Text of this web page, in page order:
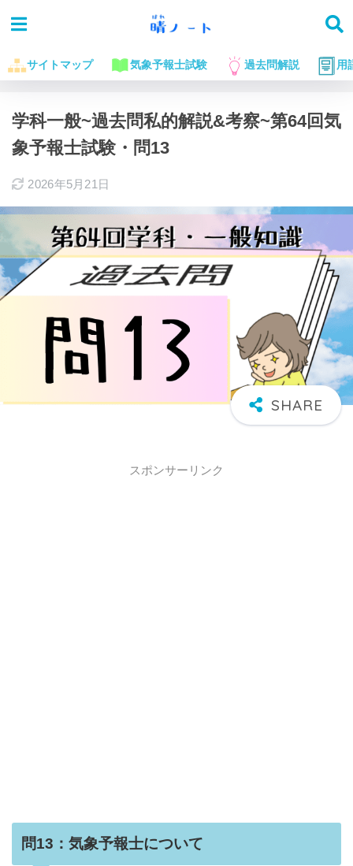
サイトマップ 気象予報士試験 過去問解説 用
ホーム 気象予報士試験に役立つお話 過去問解説
学科一般~過去問私的解説&考察~第64回気
象予報士試験・問13
2026年5月21日
スポンサーリンク
問13：気象予報士について